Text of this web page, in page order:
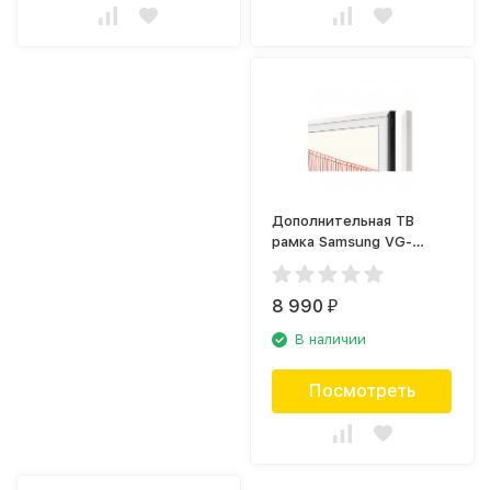
Дополнительная ТВ
рамка Samsung VG-
SCFA85WTBRU белая
(2021)
8 990₽
В наличии
Посмотреть